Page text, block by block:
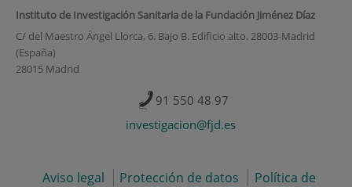
Instituto de Investigación Sanitaria de la Fundación Jiménez Díaz
C/ del Maestro Ángel Llorca, 6. Bajo B. Edificio alto. 28003-Madrid
(España)
28015 Madrid
91 550 48 97
investigacion@fjd.es
Aviso legal Protección de datos
Política de